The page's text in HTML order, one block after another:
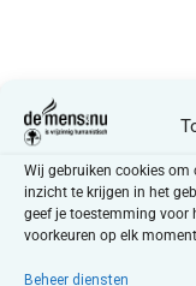
Wij gebruiken cookies om
inzicht te krijgen in het
geef je toestemming voor
voorkeuren op elk
Beheer diensten
Nadien kunnen we
van vier grote
de Travestiewereld